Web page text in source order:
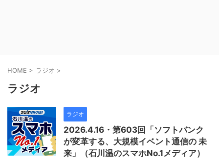
HOME > ラジオ >
ラジオ
ラジオ
2026.4.16・第603回「ソフトバンク
が変革する、大規模イベント通信の 未
来」（石川温のスマホNo.1メディア）